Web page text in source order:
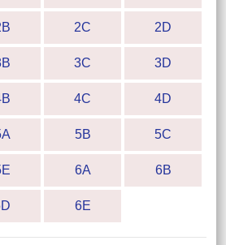
2C 2D
3C 3D
4C 4D
5B 5C
6A 6B
6E